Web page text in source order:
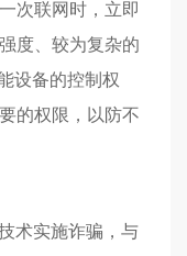
次联网时，立即
度、较为复杂的
设备的控制权
的权限，以防不
术实施诈骗，与